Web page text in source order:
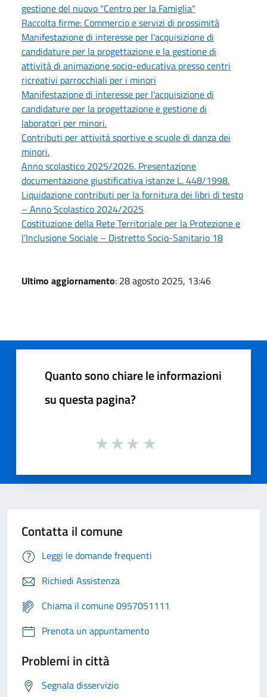
gestione del nuovo "Centro per la Famiglia"
Raccolta firme: Commercio e servizi di prossimità
Manifestazione di interesse per l'acquisizione di
candidature per la progettazione e la gestione di
attività di animazione socio-educativa presso centri
ricreativi parrocchiali per i minori
Manifestazione di interesse per l'acquisizione di
candidature per la progettazione e gestione di
laboratori per minori.
Contributi per attività sportive e scuole di danza dei
minori.
Anno scolastico 2025/2026. Presentazione
documentazione giustificativa istanze L. 448/1998.
Liquidazione contributi per la fornitura dei libri di testo
– Anno Scolastico 2024/2025
Costituzione della Rete Territoriale per la Protezione e
l’Inclusione Sociale – Distretto Socio-Sanitario 18
Ultimo aggiornamento: 28 agosto 2025, 13:46
Quanto sono chiare le informazioni
su questa pagina?
Contatta il comune
Leggi le domande frequenti
Richiedi Assistenza
Chiama il comune 0957051111
Prenota un appuntamento
Problemi in città
Segnala disservizio